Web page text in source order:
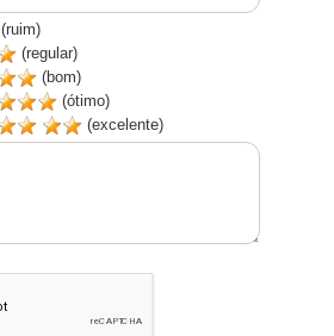
(ruim)
(regular)
(bom)
(ótimo)
(excelente)